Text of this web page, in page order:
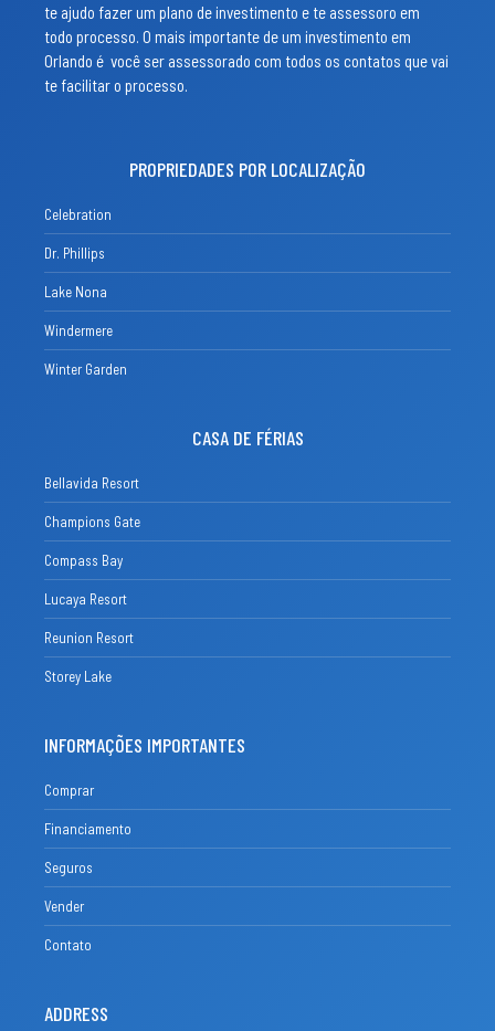
te ajudo fazer um plano de investimento e te assessoro em
todo processo. O mais importante de um investimento em
Orlando é você ser assessorado com todos os contatos que vai
te facilitar o processo.
PROPRIEDADES POR LOCALIZAÇÃO
Celebration
Dr. Phillips
Lake Nona
Windermere
Winter Garden
CASA DE FÉRIAS
Bellavida Resort
Champions Gate
Compass Bay
Lucaya Resort
Reunion Resort
Storey Lake
INFORMAÇÕES IMPORTANTES
Comprar
Financiamento
Seguros
Vender
Contato
ADDRESS